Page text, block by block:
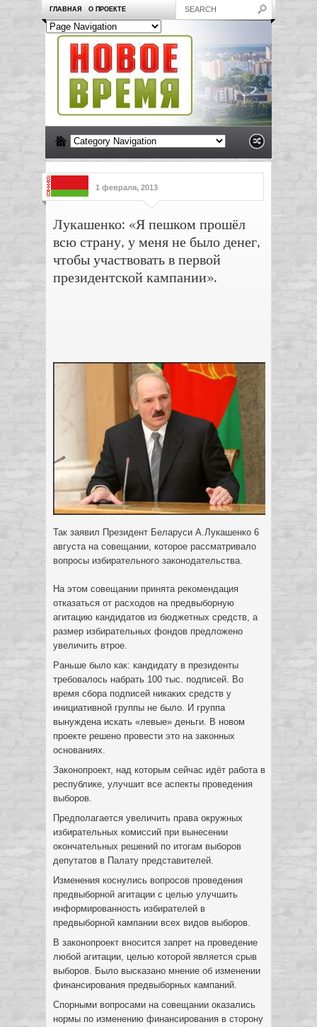
ГЛАВНАЯ О ПРОЕКТЕ
1 февраля, 2013
Лукашенко: «Я пешком прошёл
всю страну, у меня не было денег,
чтобы участвовать в первой
президентской кампании».
Так заявил Президент Беларуси А.Лукашенко 6
августа на совещании, которое рассматривало
вопросы избирательного законодательства.
На этом совещании принята рекомендация
отказаться от расходов на предвыборную
агитацию кандидатов из бюджетных средств, а
размер избирательных фондов предложено
увеличить втрое.
Раньше было как: кандидату в президенты
требовалось набрать 100 тыс. подписей. Во
время сбора подписей никаких средств у
инициативной группы не было. И группа
вынуждена искать «левые» деньги. В новом
проекте решено провести это на законных
основаниях.
Законопроект, над которым сейчас идёт работа в
республике, улучшит все аспекты проведения
выборов.
Предполагается увеличить права окружных
избирательных комиссий при вынесении
окончательных решений по итогам выборов
депутатов в Палату представителей.
Изменения коснулись вопросов проведения
предвыборной агитации с целью улучшить
информированность избирателей в
предвыборной кампании всех видов выборов.
В законопроект вносится запрет на проведение
любой агитации, целью которой является срыв
выборов. Было высказано мнение об изменении
финансирования предвыборных кампаний.
Спорными вопросами на совещании оказались
нормы по изменению финансирования в сторону